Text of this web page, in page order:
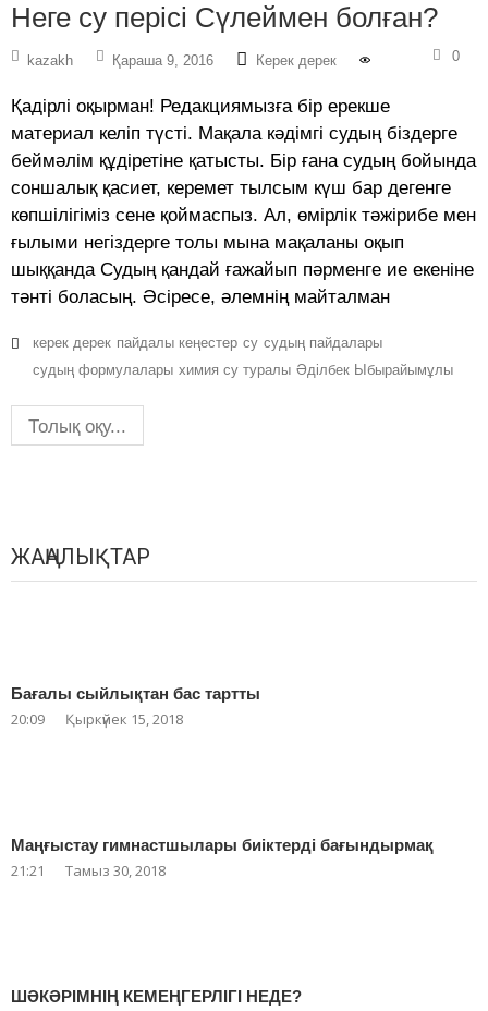
Неге су перісі Сүлеймен болған?
kazakh Қараша 9, 2016 Керек дерек 0
Қадірлі оқырман! Редакциямызға бір ерекше
материал келіп түсті. Мақала кәдімгі судың біздерге
беймәлім құдіретіне қатысты. Бір ғана судың бойында
соншалық қасиет, керемет тылсым күш бар дегенге
көпшілігіміз сене қоймаспыз. Ал, өмірлік тәжірибе мен
ғылыми негіздерге толы мына мақаланы оқып
шыққанда Судың қандай ғажайып пәрменге ие екеніне
тәнті боласың. Әсіресе, әлемнің майталман
керек дерек пайдалы кеңестер су судың пайдалары
судың формулалары химия су туралы Әділбек Ыбырайымұлы
Толық оқу...
ЖАҢАЛЫҚТАР
Бағалы сыйлықтан бас тартты
20:09 Қыркүйек 15, 2018
Маңғыстау гимнастшылары биіктерді бағындырмақ
21:21 Тамыз 30, 2018
ШӘКӘРІМНІҢ КЕМЕҢГЕРЛІГІ НЕДЕ?